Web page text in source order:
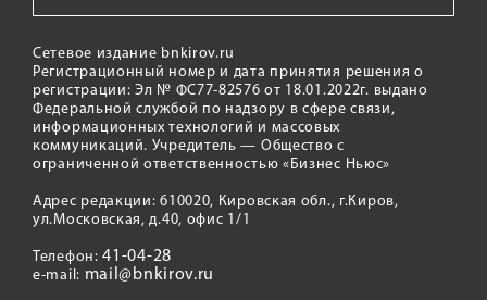
Сетевое издание bnkirov.ru
Регистрационный номер и дата принятия решения о
регистрации: Эл № ФС77-82576 от 18.01.2022г. выдано
Федеральной службой по надзору в сфере связи,
информационных технологий и массовых
коммуникаций. Учредитель — Общество с
ограниченной ответственностью «Бизнес Ньюс»
Адрес редакции: 610020, Кировская обл., г.Киров,
ул.Московская, д.40, офис 1/1
Телефон:41-04-28
e-mail: mail@bnkirov.ru